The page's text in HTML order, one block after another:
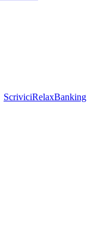
ScriviciRelaxBanking